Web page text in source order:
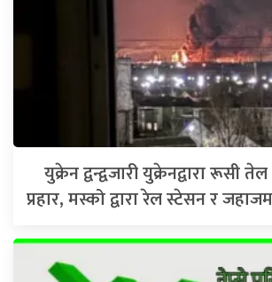
युक्रेन द्वन्द्वजारी युक्रेनद्वारा रूसी
प्रहार, मस्को द्वारा रेल स्टेसन र